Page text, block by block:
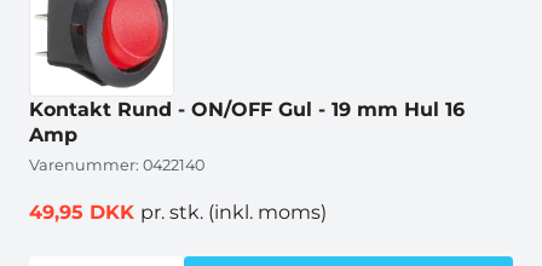
Kontakt Rund - ON/OFF Gul - 19 mm Hul 16
Amp
Varenummer: 0422140
49,95 DKK pr. stk. (inkl. moms)